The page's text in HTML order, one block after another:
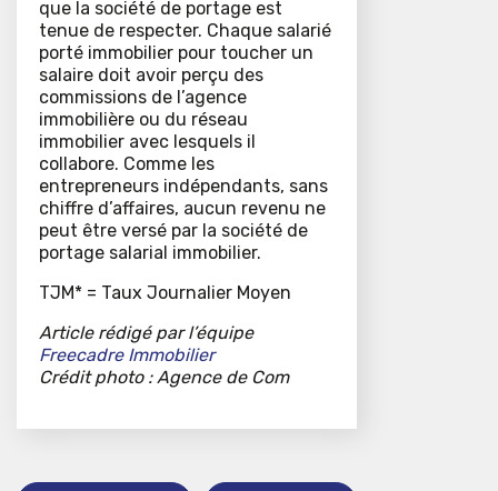
que la société de portage est
tenue de respecter. Chaque salarié
porté immobilier pour toucher un
salaire doit avoir perçu des
commissions de l’agence
immobilière ou du réseau
immobilier avec lesquels il
collabore. Comme les
entrepreneurs indépendants, sans
chiffre d’affaires, aucun revenu ne
peut être versé par la société de
portage salarial immobilier.
TJM* = Taux Journalier Moyen
Article rédigé par l’équipe
Freecadre Immobilier
Crédit photo : Agence de Com